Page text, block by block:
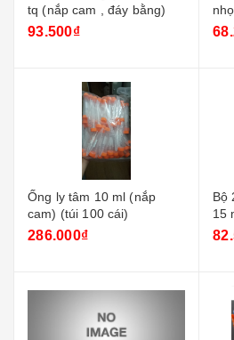
tq (nắp cam , đáy bằng)
93.500₫
Ống ly tâm 10 ml (nắp
cam) (túi 100 cái)
286.000₫
Bộ
15